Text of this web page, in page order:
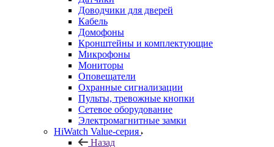
Доводчики для дверей
Кабель
Домофоны
Кронштейны и комплектующие
Микрофоны
Мониторы
Оповещатели
Охранные сигнализации
Пульты, тревожные кнопки
Сетевое оборудование
Электромагнитные замки
HiWatch Value-серия
Назад